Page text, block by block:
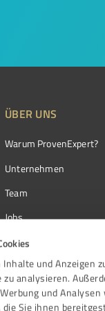
und Anzeigen
analysieren.
und
Sie ihnen
ÜBER UNS
Warum ProvenExpert?
Unternehmen
Team
Jobs
Kundenstimmen
Kontakt